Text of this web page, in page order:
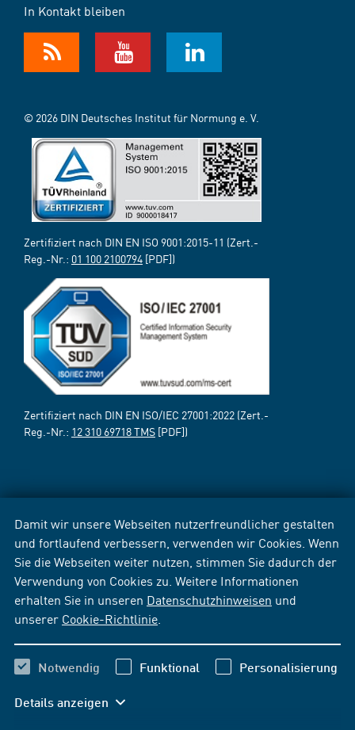
Damit wir unsere Webseiten nutzerfreundlicher gestalten
und fortlaufend verbessern, verwenden wir Cookies. Wenn
Sie die Webseiten weiter nutzen, stimmen Sie dadurch der
Verwendung von Cookies zu. Weitere Informationen
erhalten Sie in unseren Datenschutzhinweisen und
unserer Cookie-Richtlinie
Notwendig Funktional Personalisierung
Details anzeigen
In Kontakt bleiben
© 2026 DIN Deutsches Institut für Normung e. V.
Zertifiziert nach DIN EN ISO 9001:2015-11 (Zert.-
Reg.-Nr.: 01 100 2100794 [PDF])
Zertifiziert nach DIN EN ISO/IEC 27001:2022 (Zert.-
Reg.-Nr.: 12 310 69718 TMS [PDF])